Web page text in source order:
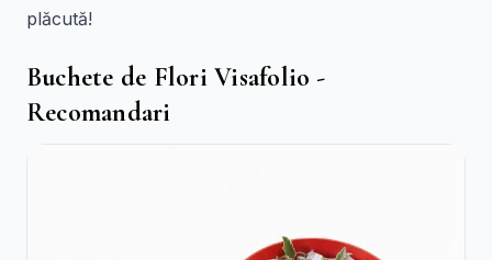
plăcută!
Buchete de Flori Visafolio -
Recomandari